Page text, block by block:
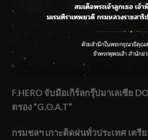
‘แมน การิน’ แชร์ความเชื่อชวนคิด! “
ลาโลกนี้ ให้ใส่บาตรสิ่งนั้นไว้ตอนยังมี
ราชเลขานุการในพระองค์ฯ ติดตามโ
ทรายใต้ เสริมความมั่นคงน้ำเพชรบุรี
F.HERO จับมือเกิร์ลกรุ๊ปมาเลเซีย
ตรอง “G.O.A.T”
กรมชลฯ เกาะติดฝนทั่วประเทศ เตรี